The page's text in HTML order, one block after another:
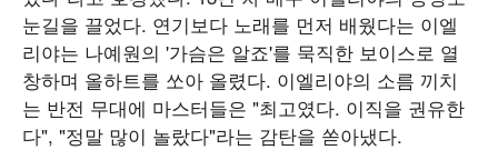
눈길을 끌었다. 연기보다 노래를 먼저 배웠다는 이엘
리야는 나예원의 '가슴은 알죠'를 묵직한 보이스로 열
창하며 올하트를 쏘아 올렸다. 이엘리야의 소름 끼치
는 반전 무대에 마스터들은 "최고였다. 이직을 권유한
다", "정말 많이 놀랐다"라는 감탄을 쏟아냈다.